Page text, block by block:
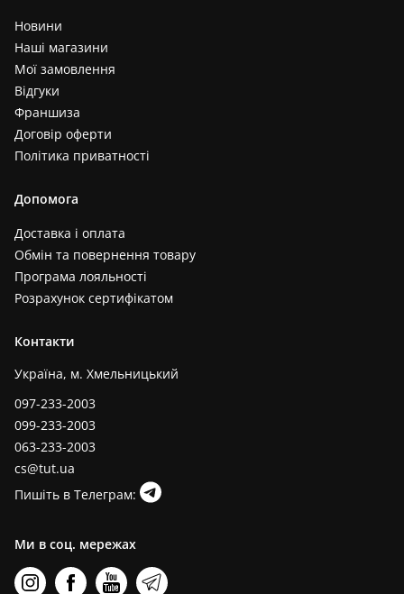
Новини
Наші магазини
Мої замовлення
Відгуки
Франшиза
Договір оферти
Політика приватності
Допомога
Доставка і оплата
Обмін та повернення товару
Програма лояльності
Розрахунок сертифікатом
Контакти
Україна, м. Хмельницький
097-233-2003
099-233-2003
063-233-2003
cs@tut.ua
Пишіть в Телеграм:
Ми в соц. мережах